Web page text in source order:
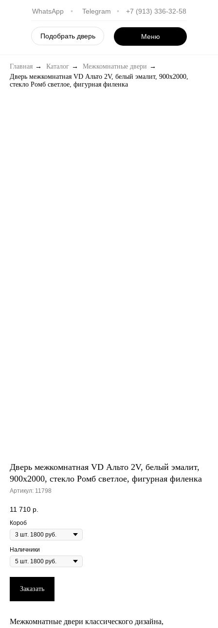
WhatsApp •
Telegram
• +7 (913) 336-32-58
Подобрать дверь Меню
Главная → Каталог → Межкомнатные двери →
Дверь межкомнатная VD Альто 2V, белый эмалит, 900х2000,
стекло Ромб светлое, фигурная филенка
Дверь межкомнатная VD Альто 2V, белый эмалит,
900х2000, стекло Ромб светлое, фигурная филенка
Артикул: 11798
11 710 р.
Короб
Наличники
Заказать
Межкомнатные двери классического дизайна,